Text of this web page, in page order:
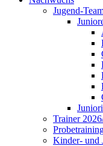
Jugend-
Trainer
Kinder- und